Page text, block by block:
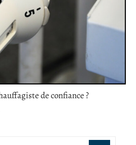
de confiance ?